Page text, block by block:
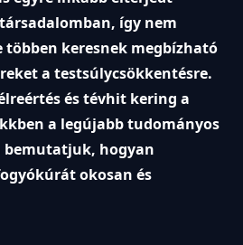
így nem
többen keresnek megbízható
a testsúlycsökkentésre.
és tévhit kering a
a legújabb tudományos
bemutatjuk, hogyan
okosan és